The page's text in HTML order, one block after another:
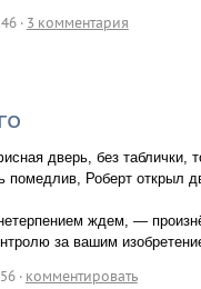
· 3 комментария
дверь, без
помедлив, Роберт открыл
ждем, —
за вашим
· комментировать